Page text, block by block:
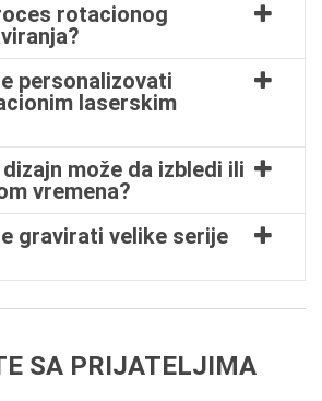
rotacionog
personalizovati
laserskim
može da izbledi ili
vremena?
gravirati velike serije
SA PRIJATELJIMA